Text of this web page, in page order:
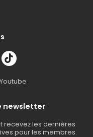
newsletter
recevez les dernières
pour les membres.